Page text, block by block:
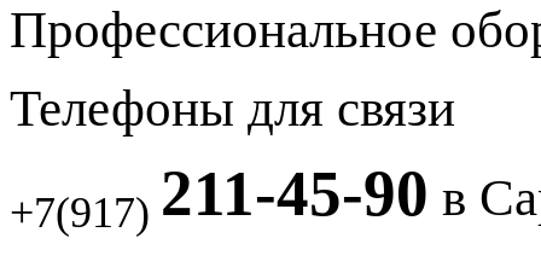
Профессиональное
Телефоны для связи
+7(917) 211-45-90 в